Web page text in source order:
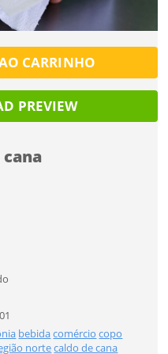
CARRINHO
PREVIEW
bebidacomércio copo
nortecaldo de cana
Pulsar Imagens
de Uso do site